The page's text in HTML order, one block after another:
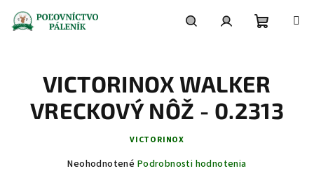
obsah
košík
VICTORINOX WALKER
VRECKOVÝ NÔŽ - 0.2313
VICTORINOX
Priemerné
Neohodnotené Podrobnosti hodnotenia